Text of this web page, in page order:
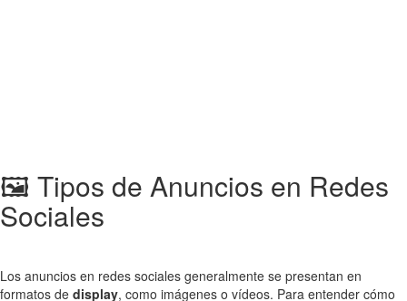
🖼️ Tipos de Anuncios en Redes
Sociales
Los anuncios en redes sociales generalmente se presentan en
formatos de display, como imágenes o vídeos. Para entender cómo